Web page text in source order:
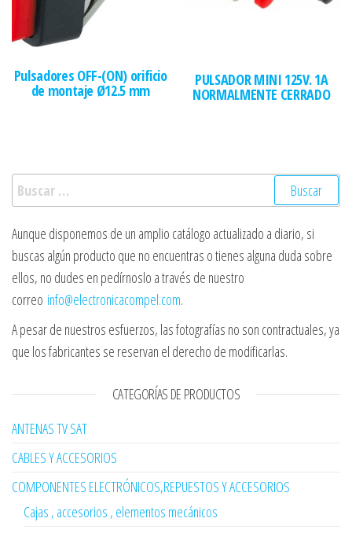
Pulsadores OFF-(ON) orificio
de montaje Ø12.5 mm
PULSADOR MINI 125V. 1A
NORMALMENTE CERRADO
Buscar:
Aunque disponemos de un amplio catálogo actualizado a diario, si
buscas algún producto que no encuentras o tienes alguna duda sobre
ellos, no dudes en pedírnoslo a través de nuestro
correo info@electronicacompel.com.
A pesar de nuestros esfuerzos, las fotografías no son contractuales, ya
que los fabricantes se reservan el derecho de modificarlas.
CATEGORÍAS DE PRODUCTOS
ANTENAS TV SAT
CABLES Y ACCESORIOS
COMPONENTES ELECTRÓNICOS,REPUESTOS Y ACCESORIOS
Cajas , accesorios , elementos mecánicos